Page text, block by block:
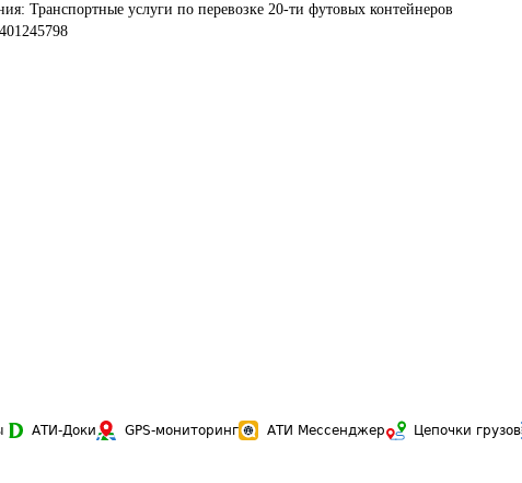
Транспортные услуги по перевозке 20-ти футовых контейнеров
АТИ-Доки GPS-мониторинг АТИ Мессенджер Цепочки грузов